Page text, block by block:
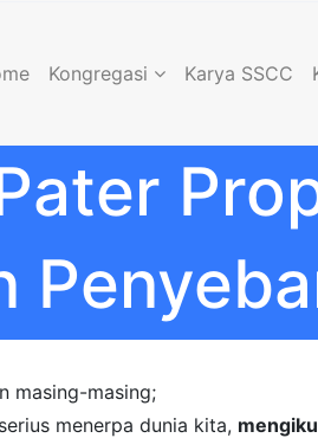
Kongregasi Karya SSCC
masing-masing;
menerpa dunia kita,